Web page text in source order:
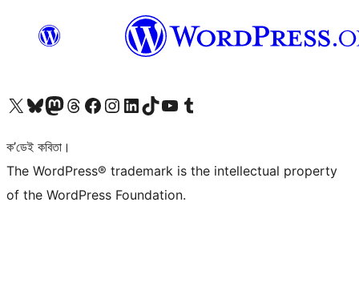
আমাৰ X (আগৰ Twitter) একাউণ্টলৈ যাওকআমাৰ Bluesky একাউণ্টলৈ যাওকআমাৰ Mastodon একাউণ্টলৈ যাওকআমাৰ Threads একাউণ্টলৈ যাওকআমাৰ Facebook পৃষ্ঠালৈ যাওকআমাৰ Instagram একাউণ্টলৈ যাওকআমাৰ LinkedIn একাউণ্টলৈ যাওকআমাৰ TikTok একাউণ্টলৈ যাওকআমাৰ YouTube চেনেললৈ যাওকআমাৰ Tumblr একাউণ্টলৈ যাওক
ক’ডেই কবিতা।
The WordPress® trademark is the intellectual property
of the WordPress Foundation.